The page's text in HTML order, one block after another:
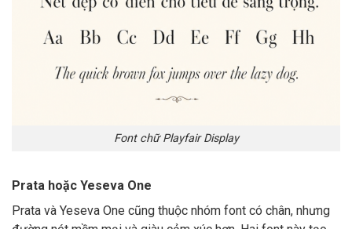
Font chữ Playfair Display
Prata hoặc Yeseva One
Prata và Yeseva One cũng thuộc nhóm font có chân, nhưng